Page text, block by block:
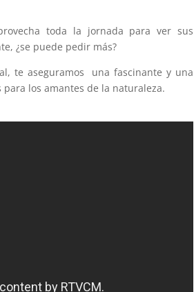
toda la jornada para ver sus
¿se puede pedir más?
te aseguramos una fascinante y una
los amantes de la naturaleza.